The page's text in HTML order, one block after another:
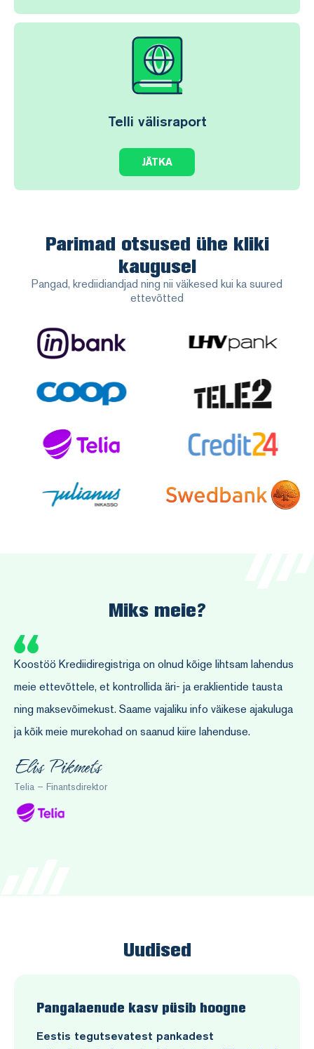
Telli välisraport
JÄTKA
Parimad otsused ühe kliki
kaugusel
Pangad, krediidiandjad ning nii väikesed kui ka suured
ettevõtted
Miks meie?
lahendus
tausta
ajakuluga
Krediidiregister on meile pakkunud erinevaid
Eesti üht suurimat ja täpsemat maksehäireregistrit kui
kontoteabe teenust Accountscoringut, mis aitab
võimalikult kiirelt klientide maksevõimet ning teha
Martin Ustaal
ESTO Eesti – Ärijuht ja asutaja
Uudised
Pangalaenude kasv püsib hoogne
Eestis tegutsevatest pankadest